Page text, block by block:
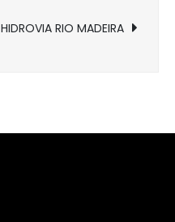
HIDROVIA RIO MADEIRA